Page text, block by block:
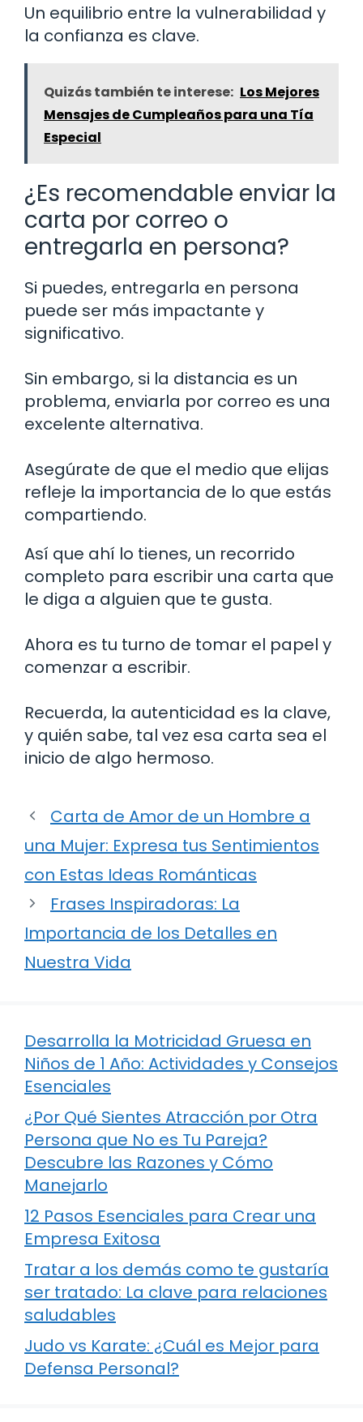
Un equilibrio entre la vulnerabilidad y
la confianza es clave.
Quizás también te interese: Los Mejores
Mensajes de Cumpleaños para una Tía
Especial
¿Es recomendable enviar la
carta por correo o
entregarla en persona?
Si puedes, entregarla en persona
puede ser más impactante y
significativo.
Sin embargo, si la distancia es un
problema, enviarla por correo es una
excelente alternativa.
Asegúrate de que el medio que elijas
refleje la importancia de lo que estás
compartiendo.
Así que ahí lo tienes, un recorrido
completo para escribir una carta que
le diga a alguien que te gusta.
Ahora es tu turno de tomar el papel y
comenzar a escribir.
Recuerda, la autenticidad es la clave,
y quién sabe, tal vez esa carta sea el
inicio de algo hermoso.
Carta de Amor de un Hombre a
una Mujer: Expresa tus Sentimientos
con Estas Ideas Románticas
Frases Inspiradoras: La
Importancia de los Detalles en
Nuestra Vida
Desarrolla la Motricidad Gruesa en
Niños de 1 Año: Actividades y Consejos
Esenciales
¿Por Qué Sientes Atracción por Otra
Persona que No es Tu Pareja?
Descubre las Razones y Cómo
Manejarlo
12 Pasos Esenciales para Crear una
Empresa Exitosa
Tratar a los demás como te gustaría
ser tratado: La clave para relaciones
saludables
Judo vs Karate: ¿Cuál es Mejor para
Defensa Personal?